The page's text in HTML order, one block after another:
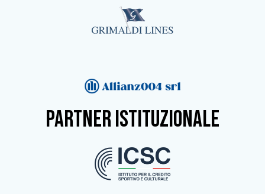
partner istituzionale